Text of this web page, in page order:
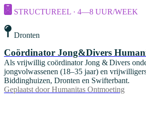
STRUCTUREEL · 4—8 UUR/WEEK
Dronten
Coördinator Jong&Divers
Als vrijwillig coördinator Jong & Divers
jongvolwassenen (18–35 jaar) en
Biddinghuizen, Dronten en Swifterbant.
Geplaatst door Humanitas Ontmoeting